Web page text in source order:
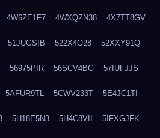
4W6ZE1F7 4WXQZN38 4X7TT8GV
51JUGSIB 522X4O28 52XXY91Q
56975PIR 56SCV4BG 57IUFJJS
5AFUR9TL 5CWV233T 5E4JC1TI
5H18E5N3 5H4C8VII 5IFXGJFK